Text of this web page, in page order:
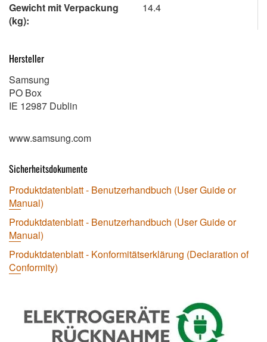
Gewicht mit Verpackung
(kg):
14.4
Hersteller
Samsung
PO Box
IE 12987 Dublin
www.samsung.com
Sicherheitsdokumente
Produktdatenblatt - Benutzerhandbuch (User Guide or
Manual)
Produktdatenblatt - Benutzerhandbuch (User Guide or
Manual)
Produktdatenblatt - Konformitätserklärung (Declaration of
Conformity)